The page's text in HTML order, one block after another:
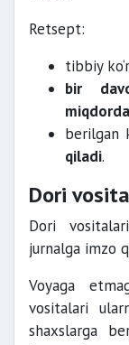
Retsept:
tibbiy
bir
miqdorda
berilgan
qiladi.
Dori
Dori
jurnalga imzo
Voyaga
vositalari
shaxslarga